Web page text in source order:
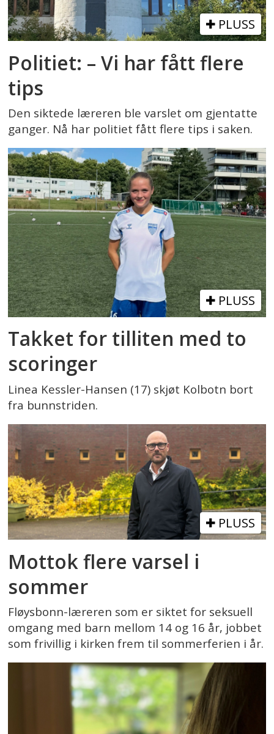
PLUSS
Politiet: – Vi har fått flere
tips
Den siktede læreren ble varslet om gjentatte
ganger. Nå har politiet fått flere tips i saken.
PLUSS
Takket for tilliten med to
scoringer
Linea Kessler-Hansen (17) skjøt Kolbotn bort
fra bunnstriden.
PLUSS
Mottok flere varsel i
sommer
Fløysbonn-læreren som er siktet for seksuell
omgang med barn mellom 14 og 16 år, jobbet
som frivillig i kirken frem til sommerferien i år.